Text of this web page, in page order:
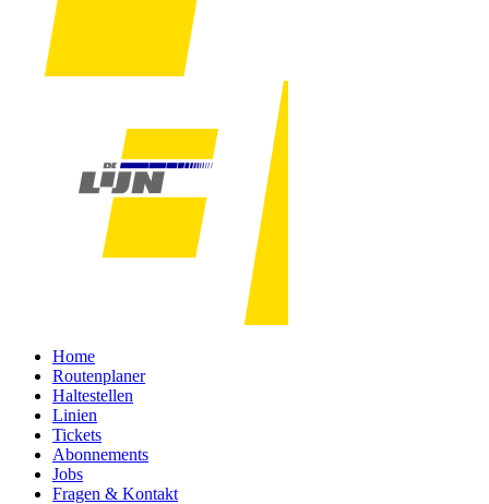
Home
Routenplaner
Haltestellen
Linien
Tickets
Abonnements
Jobs
Fragen & Kontakt